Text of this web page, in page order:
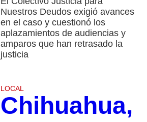
Nuestros Deudos exigió avances
en el caso y cuestionó los
aplazamientos de audiencias y
amparos que han retrasado la
justicia
LOCAL
Chihuahua,